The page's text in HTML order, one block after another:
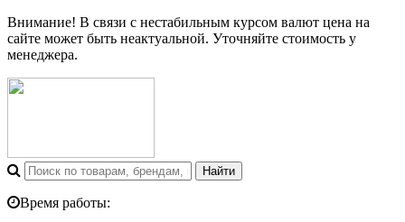
Внимание! В связи с нестабильным курсом валют цена на
сайте может быть неактуальной. Уточняйте стоимость у
менеджера.
Время работы: